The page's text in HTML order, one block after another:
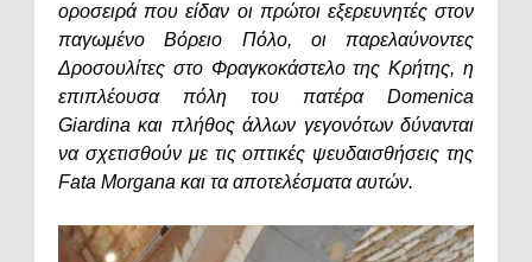
οροσειρά που είδαν οι πρώτοι εξερευνητές στον
παγωμένο Βόρειο Πόλο, οι παρελαύνοντες
Δροσουλίτες στο Φραγκοκάστελο της Κρήτης, η
επιπλέουσα πόλη του πατέρα Domenica
Giardina και πλήθος άλλων γεγονότων δύνανται
να σχετισθούν με τις οπτικές ψευδαισθήσεις της
Fata Morgana και τα αποτελέσματα αυτών.